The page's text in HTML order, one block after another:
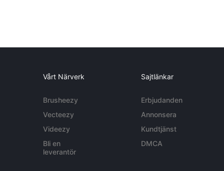
Vårt Närverk
Brusheezy
Vecteezy
Videezy
Bli en
leverantör
Sajtlänkar
Erbjudanden
Annonsera
Kundtjänst
DMCA